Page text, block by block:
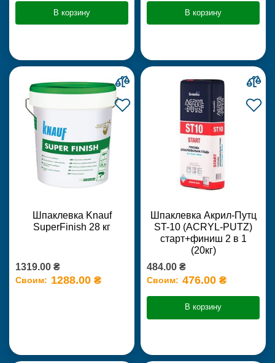
В корзину В корзину
Шпаклевка Knauf
SuperFinish 28 кг
1319.00 ₴
Своим: 1288.00 ₴
Шпаклевка Акрил-Путц
ST-10 (ACRYL-PUTZ)
старт+финиш 2 в 1
(20кг)
484.00 ₴
Своим: 476.00 ₴
В корзину